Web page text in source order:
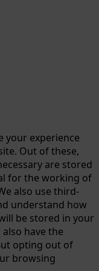
your experience
Out of these,
are stored
for the working of
also use third-
understand how
be stored in your
have the
opting out of
browsing